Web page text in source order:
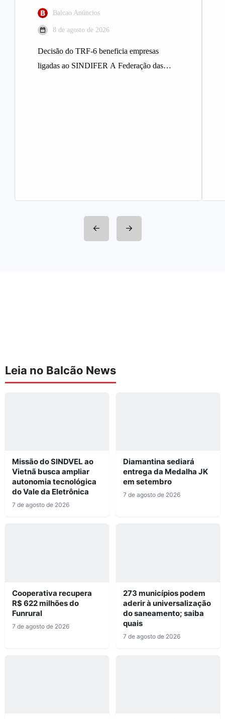
Balcao Anúncios
8 de agosto de 2026
Decisão do TRF-6 beneficia empresas
ligadas ao SINDIFER A Federação das
Leia no Balcão News
Missão do SINDVEL ao
Vietnã busca ampliar
autonomia tecnológica
do Vale da Eletrônica
7 de agosto de 2026
Diamantina sediará
entrega da Medalha JK
em setembro
7 de agosto de 2026
Cooperativa recupera
R$ 622 milhões do
Funrural
7 de agosto de 2026
273 municípios podem
aderir à universalização
do saneamento; saiba
quais
7 de agosto de 2026